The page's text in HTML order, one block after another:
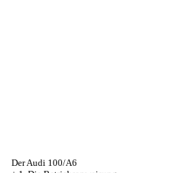
Der Audi 100/A6